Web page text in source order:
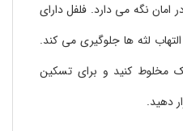
نگه می دارد. فلفل دارای
لثه ها جلوگیری می کند.
مخلوط کنید و برای تسکین
دهید.